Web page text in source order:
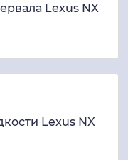
Lexus NX
Lexus NX